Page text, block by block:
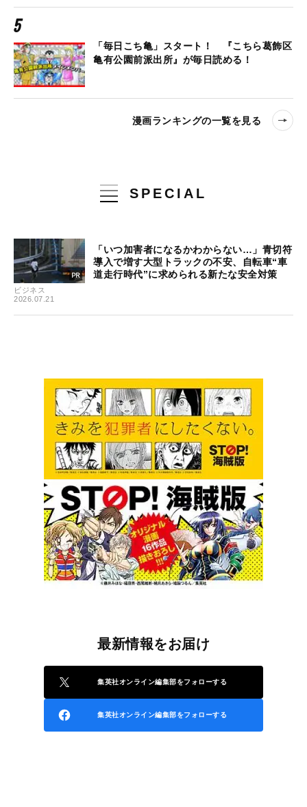
「毎日こち亀」スタート！ 『こちら葛飾区
亀有公園前派出所』が毎日読める！
漫画ランキングの一覧を見る
SPECIAL
ビジネス
2026.07.21
「いつ加害者になるかわからない…」青切符
導入で増す大型トラックの不安、自転車“車
道走行時代”に求められる新たな安全対策
最新情報をお届け
集英社オンライン編集部をフォローする
集英社オンライン編集部をフォローする